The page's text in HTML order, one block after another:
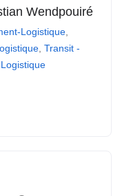
Wendpouiré
Logistique,
, Transit -